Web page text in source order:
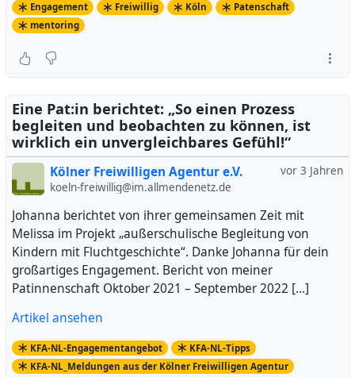
Engagement
Freiwillig Köln
Patenschaft
mentoring
Eine Pat:in berichtet: „So einen Prozess
begleiten und beobachten zu können, ist
wirklich ein unvergleichbares Gefühl!“
vor 3 Jahren
Kölner Freiwilligen Agentur e.V.
koeln-freiwillig@im.allmendenetz.de
Johanna berichtet von ihrer gemeinsamen Zeit mit
Melissa im Projekt „außerschulische Begleitung von
Kindern mit Fluchtgeschichte“. Danke Johanna für dein
großartiges Engagement. Bericht von meiner
Patinnenschaft Oktober 2021 – September 2022 […]
Artikel ansehen
KFA-NL-Engagementangebot
KFA-NL-Tipps
KFA-NL_Meldungen aus der Kölner Freiwilligen Agentur